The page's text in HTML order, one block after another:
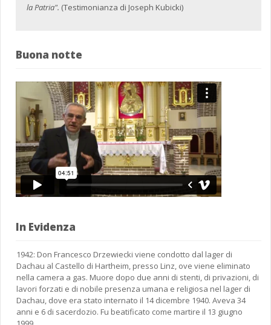
la Patria". (Testimonianza di Joseph Kubicki)
Buona notte
In Evidenza
1942: Don Francesco Drzewiecki viene condotto dal lager di
Dachau al Castello di Hartheim, presso Linz, ove viene eliminato
nella camera a gas. Muore dopo due anni di stenti, di privazioni, di
lavori forzati e di nobile presenza umana e religiosa nel lager di
Dachau, dove era stato internato il 14 dicembre 1940. Aveva 34
anni e 6 di sacerdozio. Fu beatificato come martire il 13 giugno